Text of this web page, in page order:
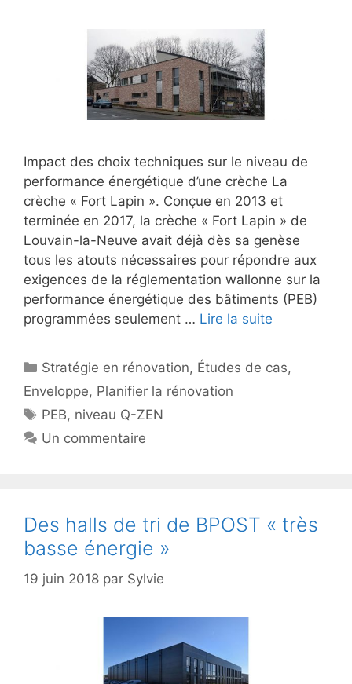
Impact des choix techniques sur le niveau de
performance énergétique d’une crèche La
crèche « Fort Lapin ». Conçue en 2013 et
terminée en 2017, la crèche « Fort Lapin » de
Louvain-la-Neuve avait déjà dès sa genèse
tous les atouts nécessaires pour répondre aux
exigences de la réglementation wallonne sur la
performance énergétique des bâtiments (PEB)
programmées seulement … Lire la suite
Catégories
Stratégie en rénovation, Études de cas,
Enveloppe, Planifier la rénovation
Étiquettes
PEB, niveau Q-ZEN
Un commentaire
Des halls de tri de BPOST « très
basse énergie »
19 juin 2018 par Sylvie